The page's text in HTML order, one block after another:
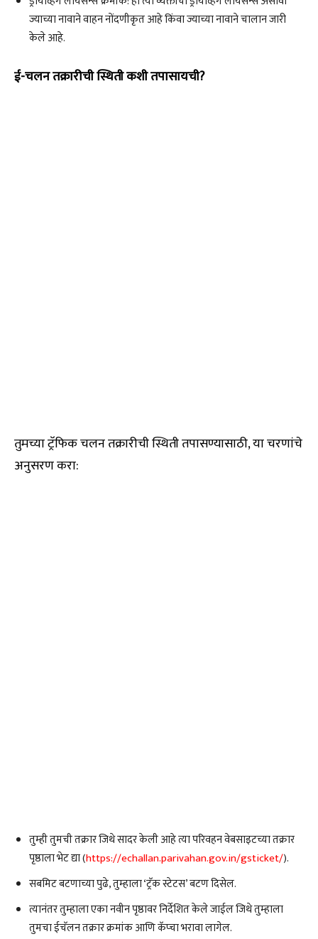
ज्याच्या नावाने वाहन नोंदणीकृत आहे किंवा ज्याच्या नावाने चालान जारी
केले आहे.
ई-चलन तक्रारीची स्थिती कशी तपासायची?
तुमच्या ट्रॅफिक चलन तक्रारीची स्थिती तपासण्यासाठी, या चरणांचे
अनुसरण करा:
तुम्ही तुमची तक्रार जिथे सादर केली आहे त्या परिवहन वेबसाइटच्या तक्रार
पृष्ठाला भेट द्या (https://echallan.parivahan.gov.in/gsticket/).
सबमिट बटणाच्या पुढे, तुम्हाला ‘ट्रॅक स्टेटस’ बटण दिसेल.
त्यानंतर तुम्हाला एका नवीन पृष्ठावर निर्देशित केले जाईल जिथे तुम्हाला
तुमचा ईचॅलन तक्रार क्रमांक आणि कॅप्चा भरावा लागेल.